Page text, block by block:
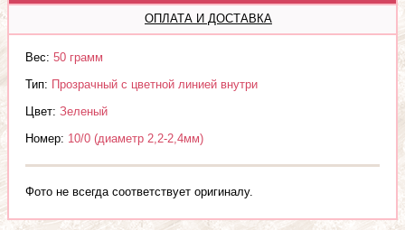
ОПЛАТА И ДОСТАВКА
Вес: 50 грамм
Тип: Прозрачный с цветной линией внутри
Цвет: Зеленый
Номер: 10/0 (диаметр 2,2-2,4мм)
Фото не всегда соответствует оригиналу.